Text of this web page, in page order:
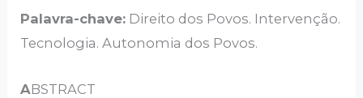
Palavra-chave: Direito dos Povos. Intervenção.
Tecnologia. Autonomia dos Povos.
ABSTRACT